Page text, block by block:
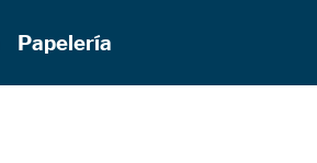
Papelería